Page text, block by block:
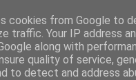
χάσεις βάρος; Προσπάθησε
επανειλημμένα
cookies from Google to
traffic. Your IP address
along with
quality of service,
to detect and address